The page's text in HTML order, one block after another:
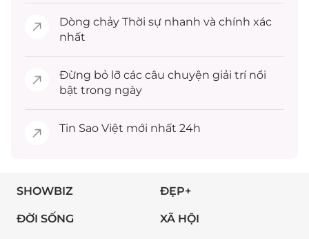
Dòng chảy Thời sự nhanh và chính xác
nhất
Đừng bỏ lỡ các câu chuyện giải trínổi
bật trong ngày
Tin Sao Việt mới nhất 24h
SHOWBIZ ĐẸP+
ĐỜI SỐNG XÃ HỘI